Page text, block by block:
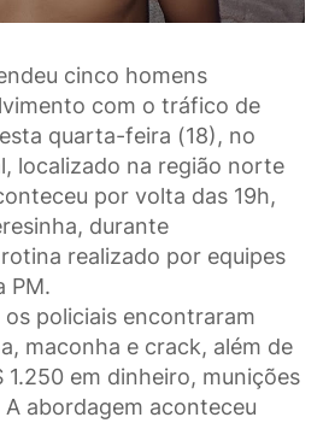
cinco homens
com o tráfico de
quarta-feira (18), no
localizado na região norte
por volta das 19h,
durante
realizado por equipes
PM.
policiais encontraram
maconha e crack, além de
1.250 em dinheiro, munições
abordagem aconteceu